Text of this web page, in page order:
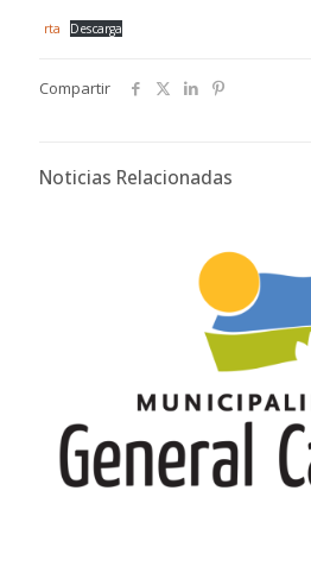
rta Descarga
Compartir
Noticias Relacionadas